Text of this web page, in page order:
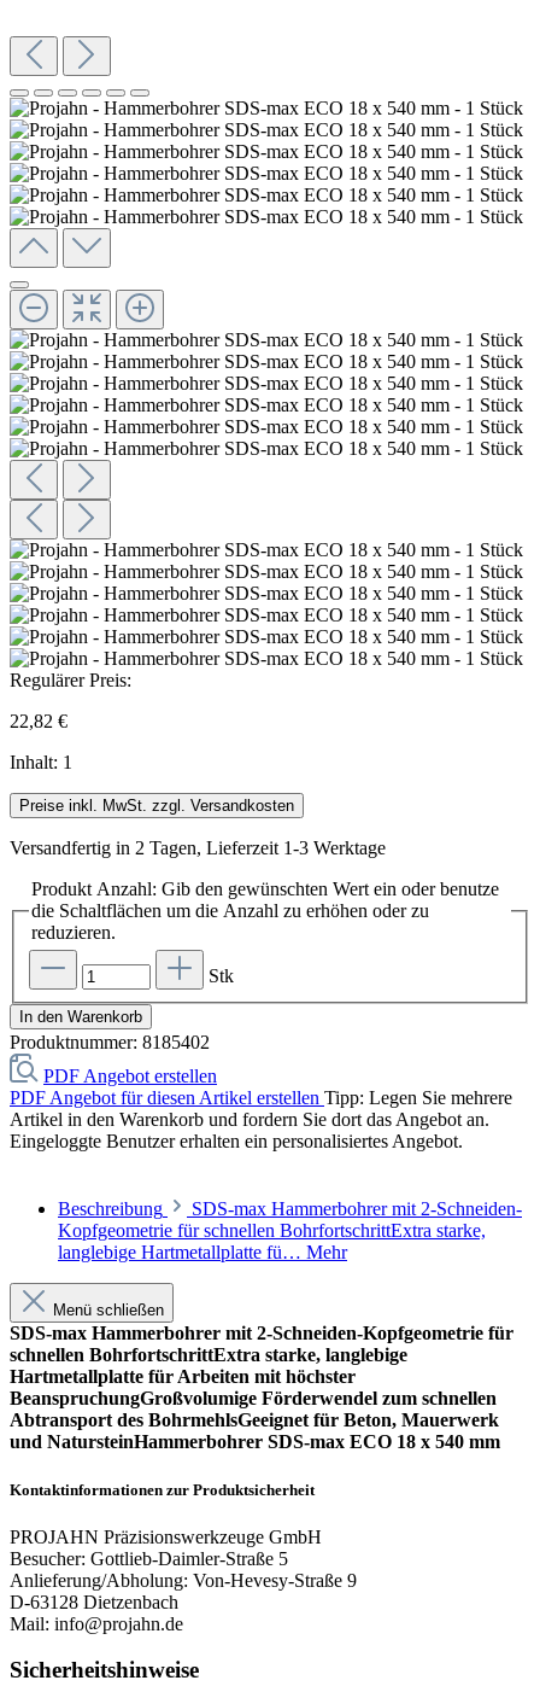
Regulärer Preis:
22,82 €
Inhalt: 1
Preise inkl. MwSt. zzgl. Versandkosten
Versandfertig in 2 Tagen, Lieferzeit 1-3 Werktage
Produkt Anzahl: Gib den gewünschten Wert ein oder benutze
die Schaltflächen um die Anzahl zu erhöhen oder zu
reduzieren.
Stk
In den Warenkorb
Produktnummer: 8185402
PDF Angebot erstellen
PDF Angebot für diesen Artikel erstellen Tipp: Legen Sie mehrere
Artikel in den Warenkorb und fordern Sie dort das Angebot an.
Eingeloggte Benutzer erhalten ein personalisiertes Angebot.
Beschreibung
SDS-max Hammerbohrer mit 2-Schneiden-
Kopfgeometrie für schnellen BohrfortschrittExtra starke,
langlebige Hartmetallplatte fü… Mehr
Menü schließen
SDS-max Hammerbohrer mit 2-Schneiden-Kopfgeometrie für
schnellen BohrfortschrittExtra starke, langlebige
Hartmetallplatte für Arbeiten mit höchster
BeanspruchungGroßvolumige Förderwendel zum schnellen
Abtransport des BohrmehlsGeeignet für Beton, Mauerwerk
und NatursteinHammerbohrer SDS-max ECO 18 x 540 mm
Kontaktinformationen zur Produktsicherheit
PROJAHN Präzisionswerkzeuge GmbH
Besucher: Gottlieb-Daimler-Straße 5
Anlieferung/Abholung: Von-Hevesy-Straße 9
D-63128 Dietzenbach
Mail: info@projahn.de
Sicherheitshinweise